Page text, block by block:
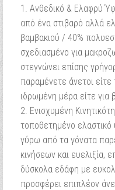
Ανθεδικό & Ελαφρύ
από ένα στιβαρό αλλά
βαμβακιού / 40%
σχεδιασμένο για
στεγνώνει επίσης
παραμένετε άνετοι είτε
ιδρωμένη μέρα είτε για
Ενισχυμένη
τοποθετημένο
γύρω από τα γόνατα
κινήσεων και ευελιξία,
δύσκολα εδάφη με
προσφέρει επιπλέον